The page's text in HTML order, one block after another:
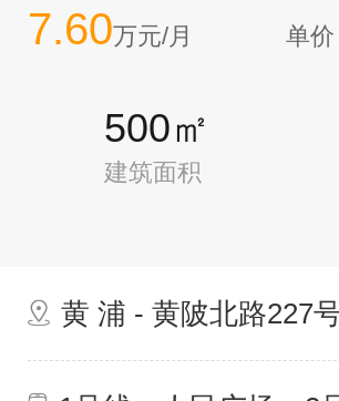
7.60万元/月 单
500㎡
建筑面积
黄 浦 - 黄陂北路227